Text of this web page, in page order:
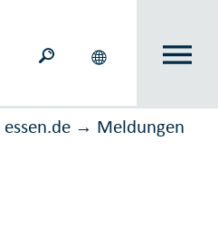
essen.de → Meldungen